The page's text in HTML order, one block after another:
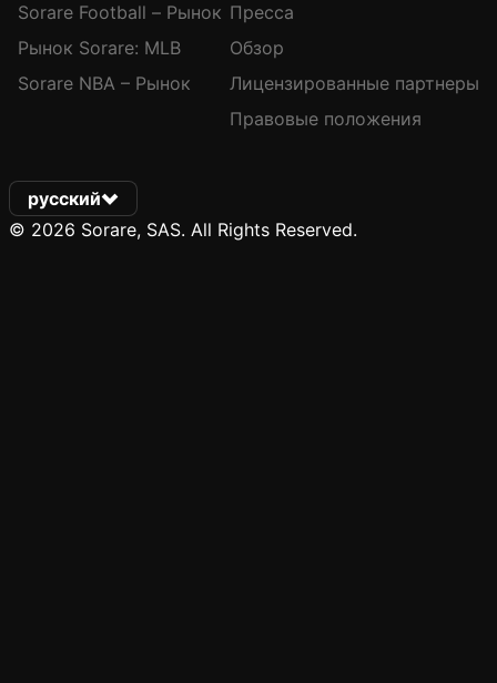
Sorare Football – Рынок
Рынок Sorare: MLB
Sorare NBA – Рынок
Пресса
Обзор
Лицензированные партнеры
Правовые положения
русский
© 2026 Sorare, SAS. All Rights Reserved.